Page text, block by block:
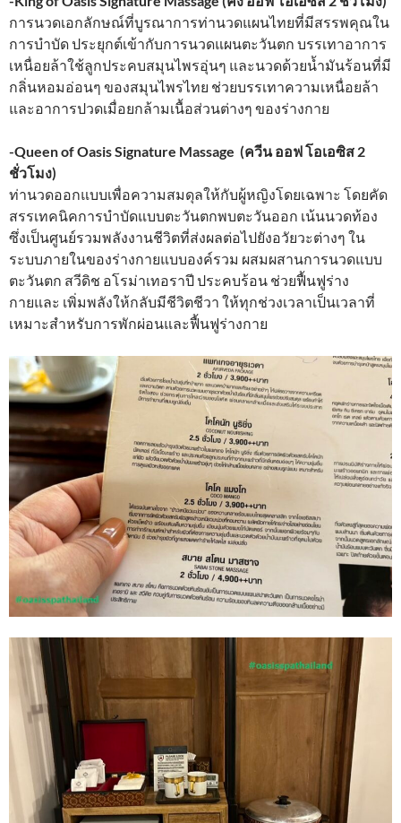
การนวดเอกลักษณ์ที่บูรณาการท่านวดแผนไทยที่มีสรรพคุณใน
การบำบัด ประยุกต์เข้ากับการนวดแผนตะวันตก บรรเทาอาการ
เหนื่อยล้าใช้ลูกประคบสมุนไพรอุ่นๆ และนวดด้วยน้ำมันร้อนที่มี
กลิ่นหอมอ่อนๆ ของสมุนไพรไทย ช่วยบรรเทาความเหนื่อยล้า
และอาการปวดเมื่อยกล้ามเนื้อส่วนต่างๆ ของร่างกาย
-Queen of Oasis Signature Massage (ควีน ออฟ โอเอซิส 2
ชั่วโมง)
ท่านวดออกแบบเพื่อความสมดุลให้กับผู้หญิงโดยเฉพาะ โดยคัด
สรรเทคนิคการบำบัดแบบตะวันตกพบตะวันออก เน้นนวดท้อง
ซึ่งเป็นศูนย์รวมพลังงานชีวิตที่ส่งผลต่อไปยังอวัยวะต่างๆ ใน
ระบบภายในของร่างกายแบบองค์รวม ผสมผสานการนวดแบบ
ตะวันตก สวีดิช อโรม่าเทอราปี ประคบร้อน ช่วยฟื้นฟูร่าง
กายและ เพิ่มพลังให้กลับมีชีวิตชีวา ให้ทุกช่วงเวลาเป็นเวลาที่
เหมาะสำหรับการพักผ่อนและฟื้นฟูร่างกาย